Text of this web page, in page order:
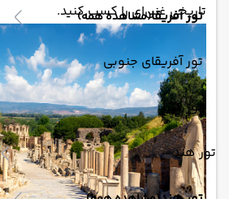
تور آفریقا(مشاهده همه)
تور آفریقای جنوبی
تور کنیا
تور هند
تاریخی غنی‌ای را کسب کنید.